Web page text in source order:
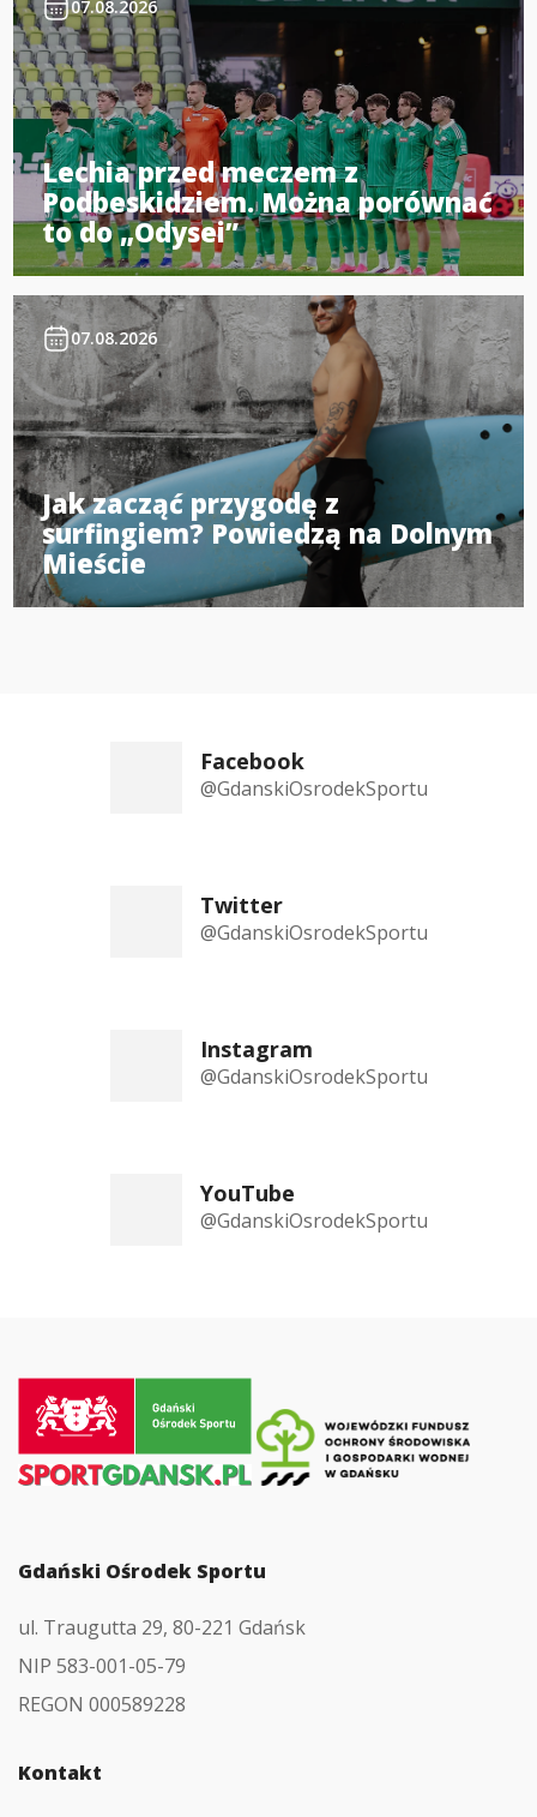
07.08.2026
Lechia przed meczem z
Podbeskidziem. Można porównać
to do „Odysei”
07.08.2026
Jak zacząć przygodę z
surfingiem? Powiedzą na Dolnym
Mieście
Facebook
@GdanskiOsrodekSportu
Twitter
@GdanskiOsrodekSportu
Instagram
@GdanskiOsrodekSportu
YouTube
@GdanskiOsrodekSportu
do
strony
głównej
Gdański Ośrodek Sportu
ul. Traugutta 29, 80-221 Gdańsk
NIP 583-001-05-79
REGON 000589228
Kontakt